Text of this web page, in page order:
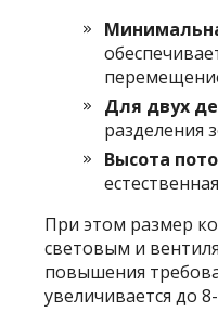
Для двух
разделения
Высота
При этом размер
световым и
повышения
увеличивается до